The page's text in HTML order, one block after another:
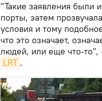
"Такие заявления были
порты, затем
условия и тому
что это означает,
людей, или еще что-то",
LRT .